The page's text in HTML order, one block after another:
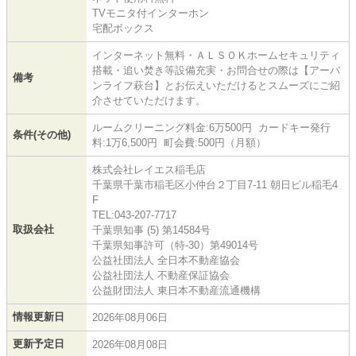
TVモニタ付インターホン
宅配ボックス
備考
インターネット無料・ＡＬＳＯＫホームセキュリティ
搭載・追い焚き等設備充実・お問合せの際は【アーバ
ンライフ萩台】とお伝えいただけるとスムーズにご紹
介させていただけます。
条件(その他)
ルームクリーニング料金:6万500円 カードキー発行
料:1万6,500円 町会費:500円（月額）
取扱会社
株式会社レイエス稲毛店
千葉県千葉市稲毛区小仲台２丁目7-11 朝日ビル稲毛4
F
TEL:043-207-7717
千葉県知事 (5) 第14584号
千葉県知事許可（特-30）第49014号
公益社団法人 全日本不動産協会
公益社団法人 不動産保証協会
公益財団法人 東日本不動産流通機構
情報更新日 2026年08月06日
更新予定日 2026年08月08日